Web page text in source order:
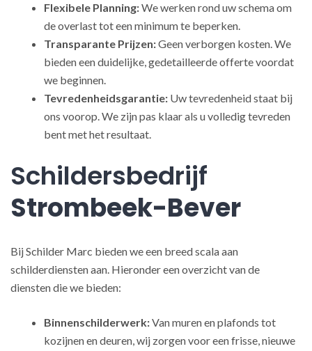
Flexibele Planning:We werken rond uw schema om
de overlast tot een minimum te beperken.
Transparante Prijzen:Geen verborgen kosten. We
bieden een duidelijke, gedetailleerde offerte voordat
we beginnen.
Tevredenheidsgarantie: Uw tevredenheid staat bij
ons voorop. We zijn pas klaar als u volledig tevreden
bent met het resultaat.
Schildersbedrijf
Strombeek-Bever
Bij Schilder Marc bieden we een breed scala aan
schilderdiensten aan. Hieronder een overzicht van de
diensten die we bieden:
Binnenschilderwerk:Van muren en plafonds tot
kozijnen en deuren, wij zorgen voor een frisse, nieuwe